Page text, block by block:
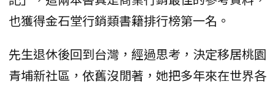
也獲得金石堂行銷類書籍排行榜第一名。
先生退休後回到台灣，經過思考，決定移居桃園
青埔新社區，依舊沒閒著，她把多年來在世界各